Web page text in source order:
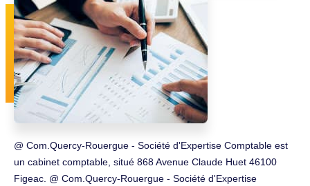
@ Com.Quercy-Rouergue - Société d'Expertise Comptable est
un cabinet comptable, situé 868 Avenue Claude Huet 46100
Figeac. @ Com.Quercy-Rouergue - Société d'Expertise